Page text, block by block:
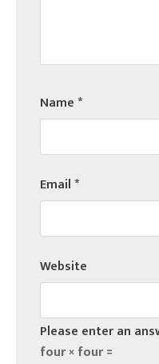
Name*
Email*
Website
Please enter an
four × four =